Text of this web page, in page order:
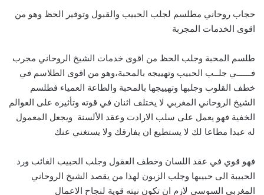
حجاب روحاني مطلسم لجلب الحبيب والقبول وتوفير الحظ وهو من
اقوى الخدمات المجربة
طلسم المحبة وجلب الحظ من اقوى خدمات الشيخ الروحاني مجرب
فــــــي جلــب الحبيب وتهييجه بالمحبة،وهو من اقوى الطلاسم في
خطف القلوب وجلبها وتهييجها بالمحبة والطاعة العمياء فطلسم
الشيخ الروحاني المغربي لا يختلف اثنان في قوته وتأثيره على العوالم
الخفية فهو يعمل على سلب الارادت وعقد الألسنة ويجعل المعمول
له عبدا مطاعا لك لا يستطيع ان يفارقك ولا يستغني عنك
فهو قوي في عقد اللسان وخطف العقول وجلب الحبيب الغائب ورد
الحبيبة الى حبيبها وجلب الزبون لهذا من يقصد الشيخ الروحاني
المغربي السوسي لازم ان تكون نيته قوية لنجاح الاعمال